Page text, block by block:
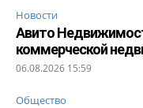
Новости
Авито
коммерческой
06.08.2026 15:59
Общество